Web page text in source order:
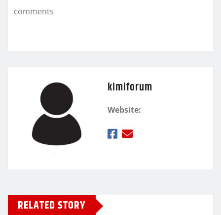
k
comments
kimiforum
Website:
RELATED STORY